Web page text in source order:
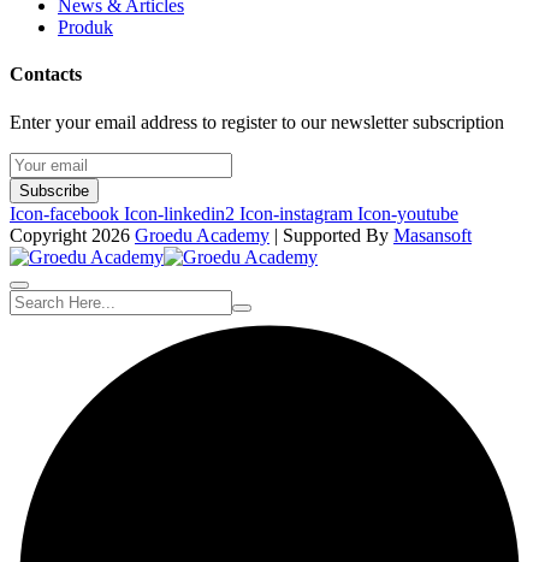
News & Articles
Produk
Contacts
Enter your email address to register to our newsletter subscription
Subscribe
Icon-facebook Icon-linkedin2 Icon-instagram Icon-youtube
Copyright 2026 Groedu Academy | Supported By Masansoft